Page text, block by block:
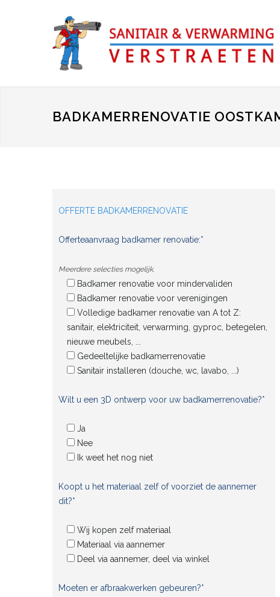
BADKAMERRENOVATIE
OFFERTE BADKAMERRENOVATIE
Offerteaanvraag badkamer renovatie:*
Meerdere selecties mogelijk.
Badkamer renovatie voor mindervaliden
Badkamer renovatie voor verenigingen
Volledige badkamer renovatie van A tot Z:
sanitair, elektriciteit, verwarming, gyproc, betegelen,
nieuwe meubels, ...
Gedeeltelijke badkamerrenovatie
Sanitair installeren (douche, wc, lavabo, ...)
Wilt u een 3D ontwerp voor uw badkamerrenovatie?*
Ja
Nee
Ik weet het nog niet
Koopt u het materiaal zelf of voorziet de aannemer
dit?*
Wij kopen zelf materiaal
Materiaal via aannemer
Deel via aannemer, deel via winkel
Moeten er afbraakwerken gebeuren?*